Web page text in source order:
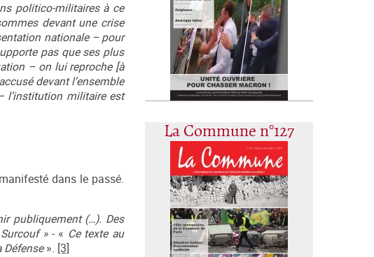
La Commune n°127
politico-militaires à ce
devant une crise
nationale – pour
pas que ses plus
– on lui reproche [à
devant l’ensemble
l’institution militaire est
dans le passé.
publiquement (…). Des
» - « Ce texte au
Défense». [3]